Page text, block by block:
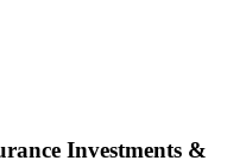
Investments &